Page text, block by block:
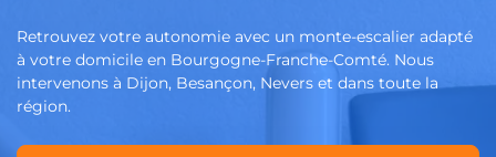
Retrouvez votre autonomie avec un monte-escalier adapté
à votre domicile en Bourgogne-Franche-Comté. Nous
intervenons à Dijon, Besançon, Nevers et dans toute la
région.